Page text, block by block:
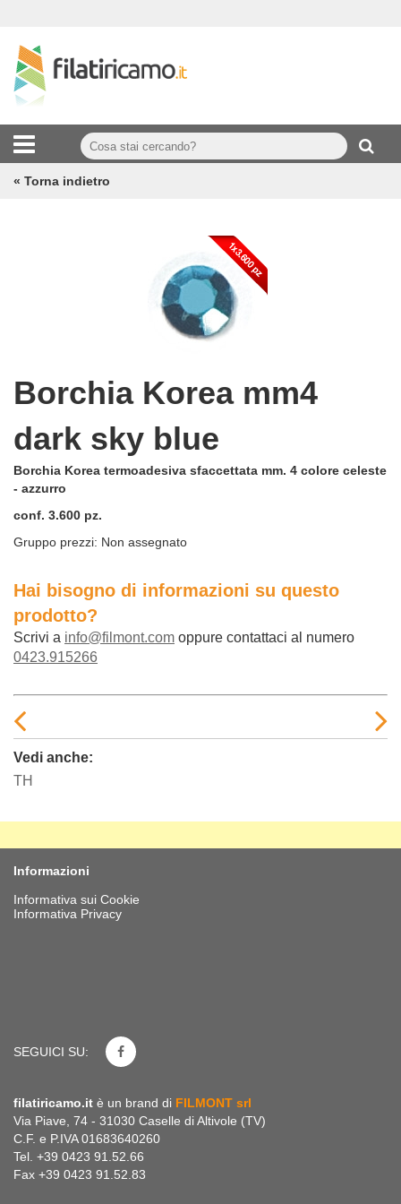
« Torna indietro
Borchia Korea mm4
dark sky blue
Borchia Korea termoadesiva sfaccettata mm. 4 colore celeste
- azzurro
conf. 3.600 pz.
Gruppo prezzi: Non assegnato
Hai bisogno di informazioni su questo
prodotto?
Scrivi a info@filmont.com oppure contattaci al numero
0423.915266
Vedi anche:
TH
Informazioni
Informativa sui Cookie
Informativa Privacy
SEGUICI SU:
filatiricamo.it è un brand di FILMONT srl
Via Piave, 74 - 31030 Caselle di Altivole (TV)
C.F. e P.IVA 01683640260
Tel. +39 0423 91.52.66
Fax +39 0423 91.52.83